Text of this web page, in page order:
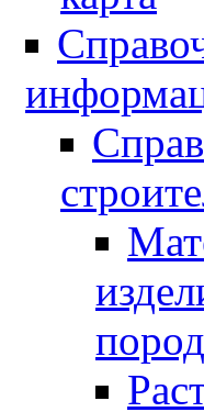
пород